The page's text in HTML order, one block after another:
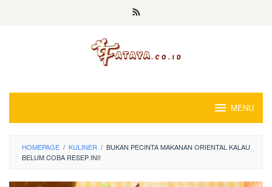
MENU
HOMEPAGE / KULINER / BUKAN PECINTA MAKANAN ORIENTAL KALAU
BELUM COBA RESEP INI!